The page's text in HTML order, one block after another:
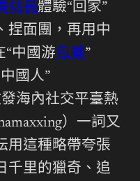
站長體驗“回家”
捏面團，再用中
“中國游包養”
國人”
發海內社交平臺熱
）一詞又
用這種略帶夸張
千里的獵奇、追